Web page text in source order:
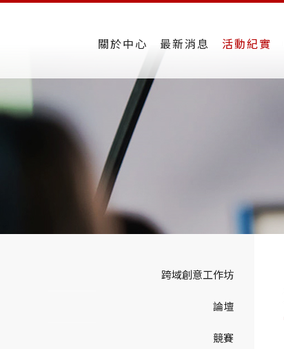
關於中心 最新消息 活動紀實
跨域創意工作坊
論壇
競賽